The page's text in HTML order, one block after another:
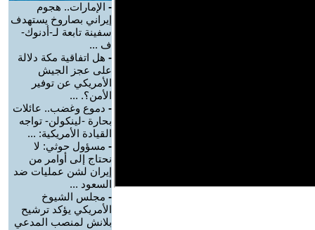
- الإمارات.. هجوم
إيراني بصاروخ يستهدف
سفينة تابعة لـ-أدنوك-
ف ...
- هل اتفاقية مكة دلالة
على عجز الجيش
الأمريكي عن توفير
الأمن؟. ...
- دموع وغضب.. عائلات
بحارة -لينكولن- تواجه
القيادة الأمريكية: ...
- مسؤول حوثي: لا
نحتاج إلى أوامر من
إيران لشن عمليات ضد
السعود ...
- مجلس الشيوخ
الأمريكي يؤكد ترشيح
بلانش لمنصب المدعي